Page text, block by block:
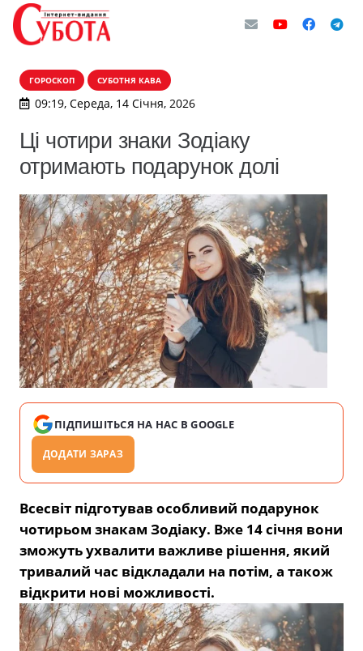
ГОРОСКОП СУБОТНЯ КАВА
09:19, Середа, 14 Січня, 2026
Ці чотири знаки Зодіаку
отримають подарунок долі
ПІДПИШІТЬСЯ НА НАС В GOOGLE
ДОДАТИ ЗАРАЗ
Всесвіт підготував особливий подарунок
чотирьом знакам Зодіаку. Вже 14 січня вони
зможуть ухвалити важливе рішення, який
тривалий час відкладали на потім, а також
відкрити нові можливості.